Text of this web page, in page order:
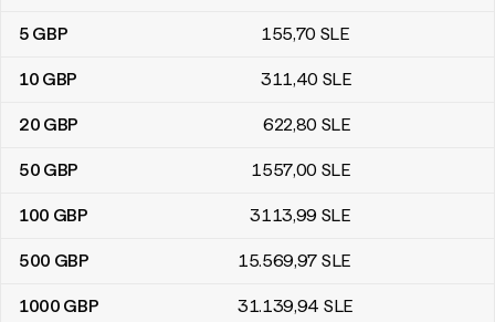
5 GBP 155,70 SLE
10 GBP 311,40 SLE
20 GBP 622,80 SLE
50 GBP 1557,00 SLE
100 GBP 3113,99 SLE
500 GBP 15.569,97 SLE
1000 GBP 31.139,94 SLE